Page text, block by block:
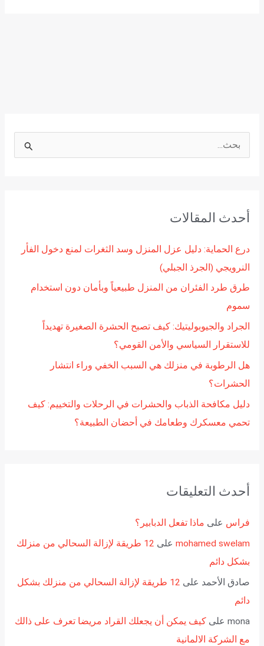
ث
أحدث المقالات
درع الحماية: دليل عزل المنزل وسد الثغرات لمنع دخول الفأر
النرويجي (الجرذ الجبلي)
طرق طرد الفئران من المنزل طبيعياً وبأمان دون استخدام
سموم
الجراد والجيوبوليتيك: كيف تصبح الحشرة الصغيرة تهديداً
للاستقرار السياسي والأمن القومي؟
هل الرطوبة في منزلك هي السبب الخفي وراء انتشار
الحشرات؟
دليل مكافحة الذباب والحشرات في الرحلات والتخييم: كيف
تحمي معسكرك وطعامك في أحضان الطبيعة؟
أحدث التعليقات
فراس على ماذا تفعل الدبابير؟
mohamed swelamعلى
12 طريقة لإزالة السحالي من منزلك
بشكل دائم
صادق الأحمد على
12 طريقة لإزالة السحالي من منزلك بشكل
دائم
monaعلى كيف يمكن أن يجعلك القراد مريضا تعرف على ذالك
مع الشركة الالمانية